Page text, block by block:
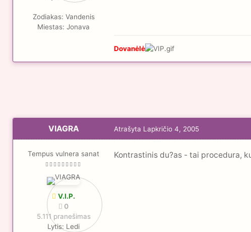
Zodiakas: Vandenis
Miestas: Jonava
Dovanėlė
VIAGRA
Tempus vulnera sanat
V.I.P.
0
5.111 pranešimas
Lytis: Ledi
Atrašyta Lapkričio 4, 2005
Kontrastinis du?as - tai procedura,